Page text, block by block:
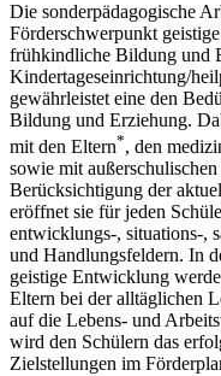
Die sonderpädagogische
Förderschwerpunkt
frühkindliche Bildung und
Kindertageseinrichtung/
gewährleistet eine den
Bildung und Erziehung.
mit den Eltern*, den
sowie mit
Berücksichtigung der
eröffnet sie für jeden
entwicklungs-, situations-,
und Handlungsfeldern. In
geistige Entwicklung
Eltern bei der alltäglichen
auf die Lebens- und
wird den Schülern das
Zielstellungen im